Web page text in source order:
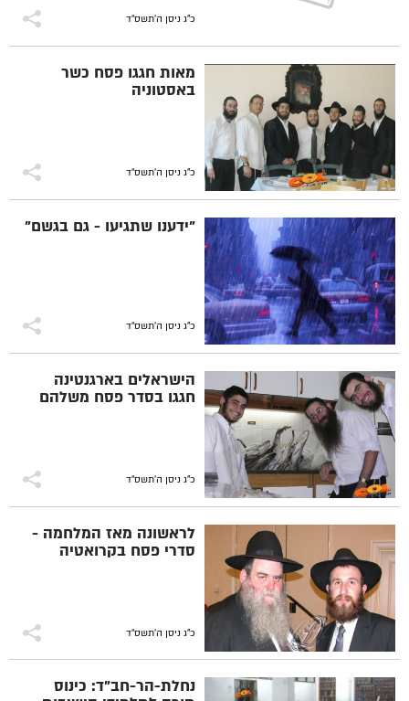
כ"ג ניסן ה׳תשס״ד
מאות חגגו פסח כשר
באסטוניה
כ"ג ניסן ה׳תשס״ד
"ידענו שתגיעו - גם בגשם"
כ"ג ניסן ה׳תשס״ד
הישראלים בארגנטינה
חגגו בסדר פסח משלהם
כ"ג ניסן ה׳תשס״ד
לראשונה מאז המלחמה -
סדרי פסח בקרואטיה
כ"ג ניסן ה׳תשס״ד
נחלת-הר-חב"ד: כינוס